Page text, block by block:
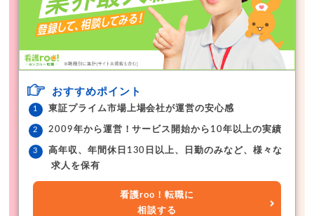
おすすめポイント
東証プライム市場上場会社が運営の安心感
2009年から運営！サービス開始から10年以上の実績
高年収、年間休日130日以上、日勤のみなど、様々な
求人を保有
看護roo！転職に
相談する